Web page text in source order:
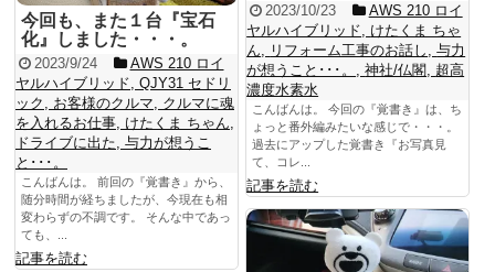
2023/10/23
AWS 210 ロイ
ヤルハイブリッド
けたくま ちゃ
ん
リフォーム工事のお話し ,与力
が想うこと･･･。
,神社/仏閣 超高
濃度水素水
こんばんは。 今回の『覚書き』は、ち
ょっと番外編みたいな感じで・・・。
過去にアップした覚書き『お写真見
て、コレ...
記事を読む
今回も、また１台『宝石
化』しました・・・。
2023/9/24
AWS 210 ロイ
ヤルハイブリッド QJY31 セドリ
ック
お客様のクルマ
クルマに魂
を入れるお仕事 けたくま ちゃん
ドライブに出た 与力が想うこ
と･･･。
こんばんは。 前回の『覚書き』から、
随分時間が経ちましたが、今現在も相
変わらずの不調です。 そんな中であっ
ても、...
記事を読む